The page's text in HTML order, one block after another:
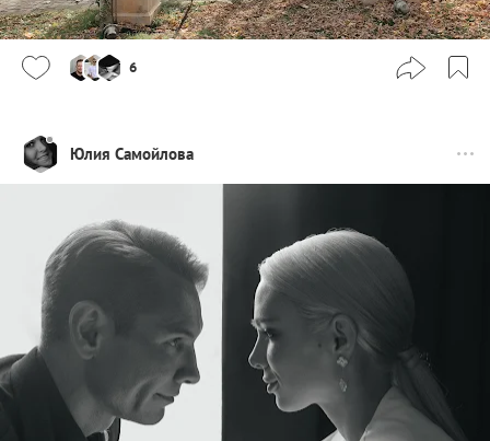
6
Юлия Самойлова